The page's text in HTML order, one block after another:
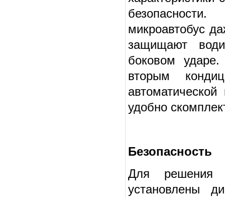
микроавтобус
защищают
боковом
вторым
удобно
Безопасность
Для решения
установлены